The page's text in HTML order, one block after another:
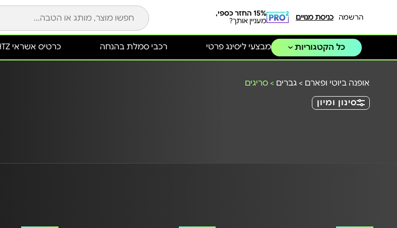
הרשמה כניסת מנויים
15% החזר כספי,
מעניין אותך?
כל הקטגוריות כרטיס אשראי HTZ מבצעי ליסינג פרטי רכבי סמלת בהנחה
אופנה ביוטי ופארם > גברים > סריגים
סינון ומיון